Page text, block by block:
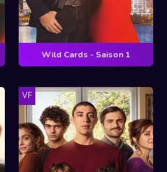
Wild Cards - Saison 1
VF